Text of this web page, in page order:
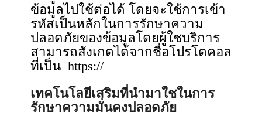
ข้อมูลไปใช้ต่อได้ โดยจะใช้การเข้า
รหัสเป็นหลักในการรักษาความ
ปลอดภัยของข้อมูลโดยผู้ใชบริการ
สามารถสังเกตได้จากชื่อโปรโตคอล
ที่เป็น https://
เทคโนโลยีเสริมที่นํามาใชในการ
รักษาความมั่นคงปลอดภัย